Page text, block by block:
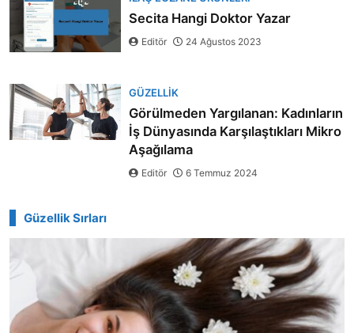
Secita Hangi Doktor Yazar
Editör 24 Ağustos 2023
GÜZELLIK
Görülmeden Yargılanan: Kadınların
İş Dünyasında Karşılaştıkları Mikro
Aşağılama
Editör 6 Temmuz 2024
Güzellik Sırları